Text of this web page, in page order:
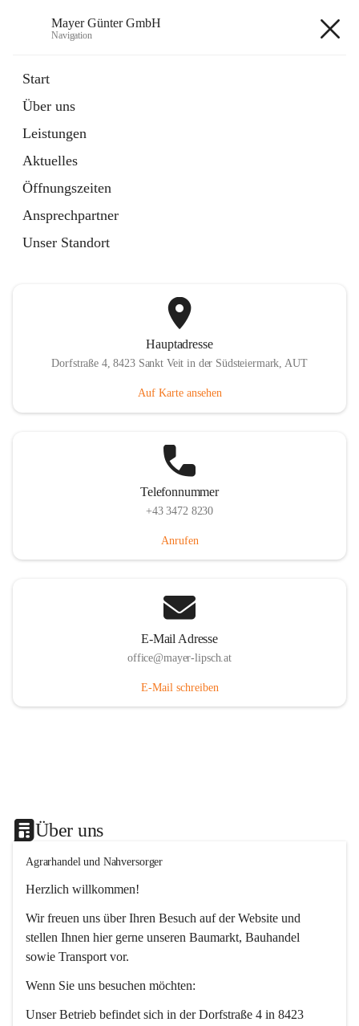
Mayer Günter GmbH
Navigation
Start
Über uns
Leistungen
Aktuelles
Öffnungszeiten
Ansprechpartner
Unser Standort
Artikel
in
Tab
TRANSPORTE
Artikel
öffnet
in
neuem
Tab
Hauptadresse
Dorfstraße 4, 8423 Sankt Veit in der Südsteiermark, AUT
Auf Karte ansehen
Telefonnummer
+43 3472 8230
Anrufen
E-Mail Adresse
office@mayer-lipsch.at
E-Mail schreiben
Über uns
Agrarhandel und Nahversorger
Herzlich willkommen!
Wir freuen uns über Ihren Besuch auf der Website und
stellen Ihnen hier gerne unseren Baumarkt, Bauhandel
sowie Transport vor.
Wenn Sie uns besuchen möchten:
Unser Betrieb befindet sich in der Dorfstraße 4 in 8423